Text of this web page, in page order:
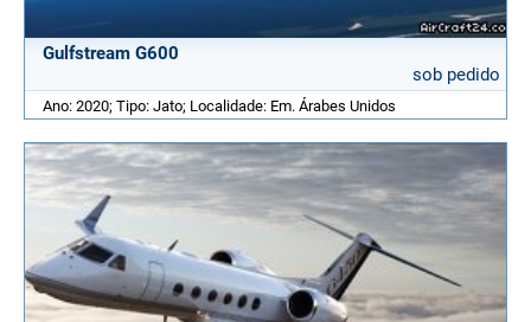
Gulfstream G600
sob pedido
Ano: 2020; Tipo: Jato; Localidade: Em. Árabes Unidos